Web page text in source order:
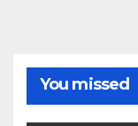
You missed